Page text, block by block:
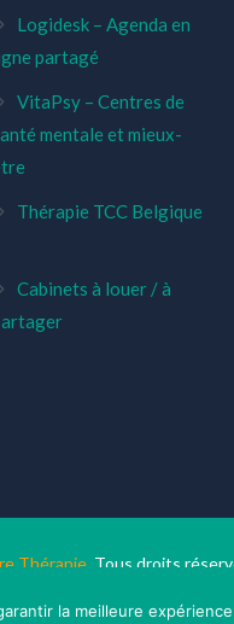
Logidesk – Agenda en
partagé
VitaPsy – Centres de
mentale et mieux-
Thérapie TCC Belgique
Cabinets à louer / à
Thérapie. Tous droits
la meilleure